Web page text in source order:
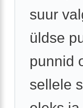
suur
üldse
punnid
sellele